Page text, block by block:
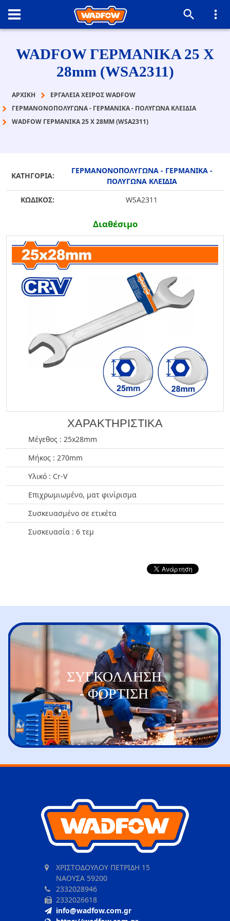
WADFOW ΓΕΡΜΑΝΙΚΑ 25 Χ
28mm (WSA2311)
ΑΡΧΙΚΉ
ΕΡΓΑΛΕΙΑ ΧΕΙΡΟΣ WADFOW
ΓΕΡΜΑΝΟΝΟΠΟΛΥΓΩΝΑ - ΓΕΡΜΑΝΙΚΑ - ΠΟΛΥΓΩΝΑ ΚΛΕΙΔΙΑ
WADFOW ΓΕΡΜΑΝΙΚΑ 25 Χ 28MM (WSA2311)
ΚΑΤΗΓΟΡΙΑ:
ΓΕΡΜΑΝΟΝΟΠΟΛΥΓΩΝΑ - ΓΕΡΜΑΝΙΚΑ -
ΠΟΛΥΓΩΝΑ ΚΛΕΙΔΙΑ
ΚΩΔΙΚΟΣ:
WSA2311
Διαθέσιμο
ΧΑΡΑΚΤΗΡΙΣΤΙΚΑ
Μέγεθος : 25x28mm
Μήκος : 270mm
Υλικό : Cr-V
Επιχρωμιωμένο, ματ φινίρισμα
Συσκευασμένο σε ετικέτα
Συσκευασία : 6 τεμ
ΣΥΓΚΟΛΛΗΣΗ
- ΦΟΡΤΙΣΗ
ΧΡΙΣΤΟΔΟΥΛΟΥ ΠΕΤΡΙΔΗ 15
ΝΑΟΥΣΑ 59200
2332028946
2332026618
info@wadfow.com.gr